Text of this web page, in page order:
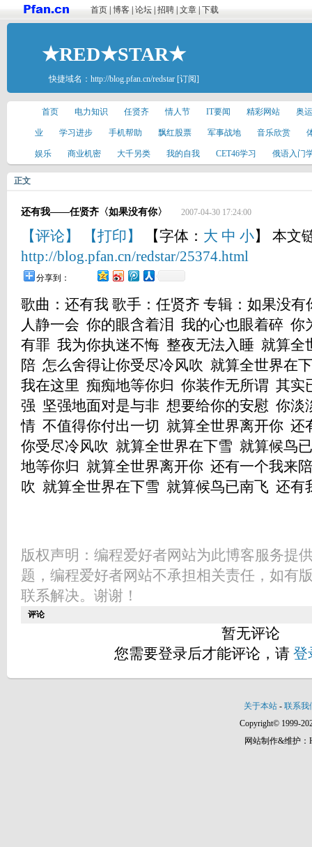
首页 博客 论坛 招聘 文章 下载
★RED★STAR★
快捷域名： http://blog.pfan.cn/redstar [订阅]
首页 电力知识 任贤齐 情人节 IT要闻 精彩网站 奥
业 学习进步 手机帮助 飘红股票 军事战地 音乐欣赏
娱乐 商业机密 大千另类 我的自我 CET46学习 俄语入门
正文
还有我——任贤齐〈如果没有你〉 2007-04-30 17:24:00
【评论】 【打印】 【字体： 大 中 小】 本文
http://blog.pfan.cn/redstar/25374.html
分享到：
歌曲：还有我 歌手：任贤齐 专辑：如果没
人静一会 你的眼含着泪 我的心也眼着碎 你
有罪 我为你执迷不悔 整夜无法入睡 就算全
陪 怎么舍得让你受尽冷风吹 就算全世界在
我在这里 痴痴地等你归 你装作无所谓 其实
强 坚强地面对是与非 想要给你的安慰 你淡
情 不值得你付出一切 就算全世界离开你 还
你受尽冷风吹 就算全世界在下雪 就算候鸟
地等你归 就算全世界离开你 还有一个我来
吹 就算全世界在下雪 就算候鸟已南飞 还有
版权声明：编程爱好者网站为此博客服务提
题，编程爱好者网站不承担相关责任，如有
联系解决。谢谢！
评论
暂无评论
您需要登录后才能评论，请 登
关于本站 - 联系我
Copyright© 1999-
网站制作&维护